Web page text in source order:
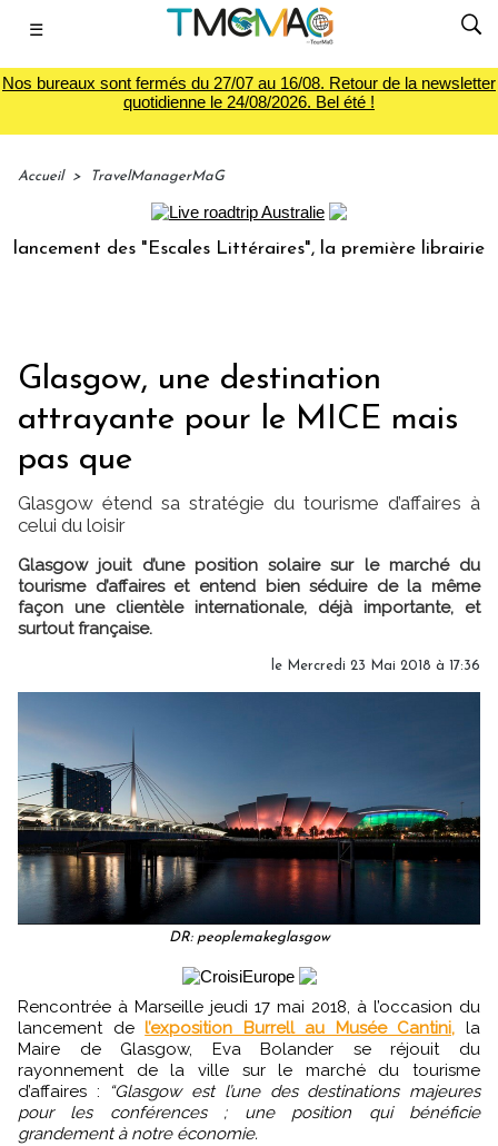
☰
Nos bureaux sont fermés du 27/07 au 16/08. Retour de la newsletter
quotidienne le 24/08/2026. Bel été !
Accueil > TravelManagerMaG
des "Escales Littéraires", la première librairie du
Glasgow, une destination
attrayante pour le MICE mais
pas que
Glasgow étend sa stratégie du tourisme d’affaires à
celui du loisir
Glasgow jouit d’une position solaire sur le marché du
tourisme d’affaires et entend bien séduire de la même
façon une clientèle internationale, déjà importante, et
surtout française.
le Mercredi 23 Mai 2018 à 17:36
DR: peoplemakeglasgow
Rencontrée à Marseille jeudi 17 mai 2018, à l’occasion du
lancement del’exposition Burrell au Musée Cantini, la
Maire de Glasgow, Eva Bolander se réjouit du
rayonnement de la ville sur le marché du tourisme
d’affaires :
“Glasgow est l’une des destinations majeures
pour les conférences ; une position qui bénéficie
grandement à notre économie.